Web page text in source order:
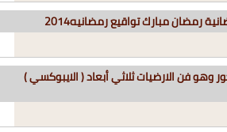
رمضان مبارك تواقيع رمضانيه2014
في الديكور وهو فن الارضيات ثلاثي أبعاد ( الايبوكسي )